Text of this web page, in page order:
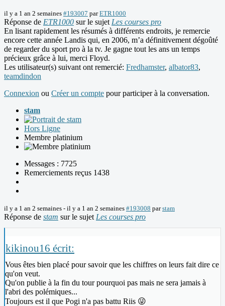
il y a 1 an 2 semaines #193007 parETR1000
Réponse de ETR1000 sur le sujet Les courses pro
En lisant rapidement les résumés à différents endroits, je remercie
encore cette année Landis qui, en 2006, m’a définitivement dégoûté
de regarder du sport pro à la tv. Je gagne tout les ans un temps
précieux grâce à lui, merci Floyd.
Les utilisateur(s) suivant ont remercié: Fredhamster, albator83,
teamdindon
Connexion ou Créer un compte pour participer à la conversation.
stam
Hors Ligne
Membre platinium
Messages : 7725
Remerciements reçus 1438
il y a 1 an 2 semaines - il y a 1 an 2 semaines #193008 parstam
Réponse de stam sur le sujet Les courses pro
kikinou16 écrit:
Vous êtes bien placé pour savoir que les chiffres on leurs fait dire ce
qu'on veut.
Qu'on publie à la fin du tour pourquoi pas mais ne sera jamais à
l'abri des polémiques...
Toujours est il que Pogi n'a pas battu Riis 😜